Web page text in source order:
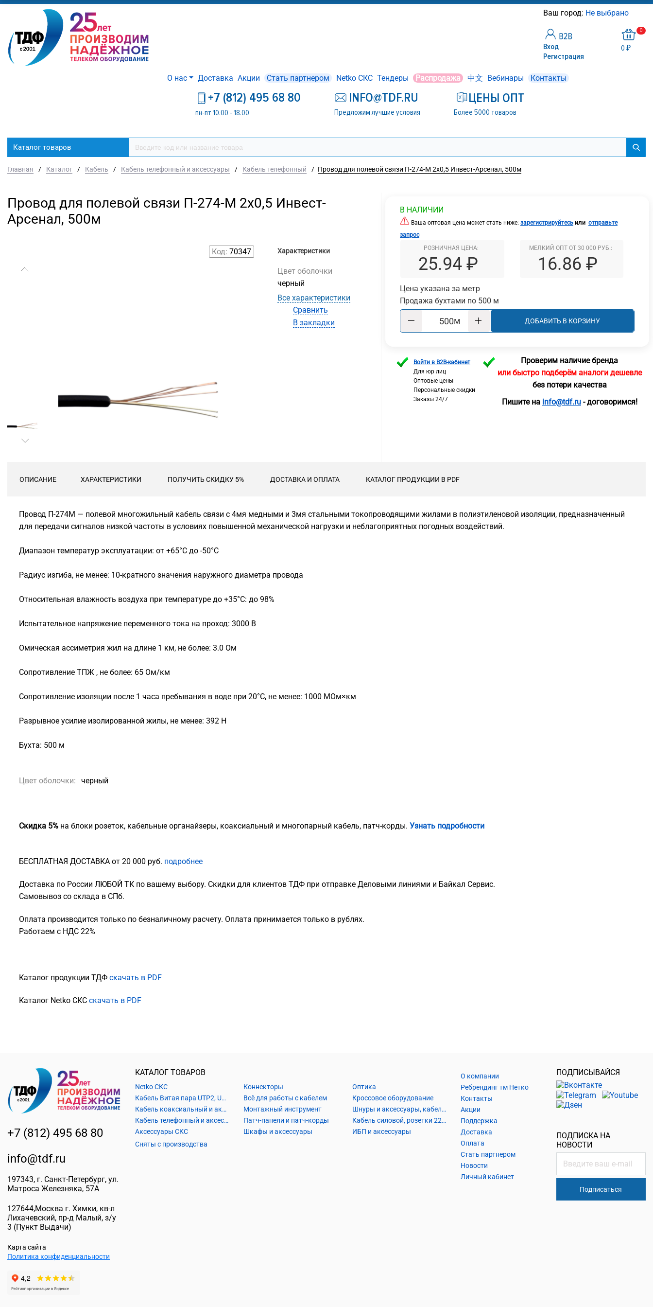
Ваш город: Не выбрано
Вход
Регистрация
0
0 ₽
О нас Доставка Акции Стать партнером Netko СКС Тендеры Распродажа 中文 Вебинары Контакты
+7 (812) 495 68 80
пн-пт 10.00 - 18.00
INFO@TDF.RU
Предложим лучшие условия
ЦЕНЫ ОПТ
Более 5000 товаров
Каталог товаров
Главная / Каталог / Кабель / Кабель телефонный и аксессуары / Кабель телефонный / Провод для полевой связи П-274-М 2х0,5 Инвест-Арсенал, 500м
Провод для полевой связи П-274-М 2х0,5 Инвест-
Арсенал, 500м
Код: 70347 Характеристики
Цвет оболочки
черный
Все характеристики
Сравнить
В закладки
В НАЛИЧИИ
Ваша оптовая цена может стать ниже: зарегистрируйтесь или отправьте
запрос
РОЗНИЧНАЯ ЦЕНА:
25.94 ₽
МЕЛКИЙ ОПТ ОТ 30 000 РУБ.:
16.86 ₽
Цена указана за метр
Продажа бухтами по 500 м
м ДОБАВИТЬ В КОРЗИНУ
Войти в B2B-кабинет
Для юр лиц
Оптовые цены
Персональные скидки
Заказы 24/7
Проверим наличие бренда
или быстро подберём аналоги дешевле
без потери качества
Пишите на info@tdf.ru- договоримся!
ОПИСАНИЕ ХАРАКТЕРИСТИКИ ПОЛУЧИТЬ СКИДКУ 5% ДОСТАВКА И ОПЛАТА КАТАЛОГ ПРОДУКЦИИ В PDF
Провод П-274М — полевой многожильный кабель связи с 4мя медными и 3мя стальными токопроводящими жилами в полиэтиленовой изоляции, предназначенный
для передачи сигналов низкой частоты в условиях повышенной механической нагрузки и неблагоприятных погодных воздействий.
Диапазон температур эксплуатации: от +65°С до -50°С
Радиус изгиба, не менее: 10-кратного значения наружного диаметра провода
Относительная влажность воздуха при температуре до +35°С: до 98%
Испытательное напряжение переменного тока на проход: 3000 В
Омическая ассиметрия жил на длине 1 км, не более: 3.0 Ом
Сопротивление ТПЖ , не более: 65 Ом/км
Сопротивление изоляции после 1 часа пребывания в воде при 20°С, не менее: 1000 МОм×км
Разрывное усилие изолированной жилы, не менее: 392 Н
Бухта: 500 м
Цвет оболочки: черный
Скидка 5% на блоки розеток, кабельные органайзеры, коаксиальный и многопарный кабель, патч-корды. Узнать подробности
БЕСПЛАТНАЯ ДОСТАВКА от 20 000 руб. подробнее
Доставка по России ЛЮБОЙ ТК по вашему выбору. Скидки для клиентов ТДФ при отправке Деловыми линиями и Байкал Сервис.
Самовывоз со склада в СПб.
Оплата производится только по безналичному расчету. Оплата принимается только в рублях.
Работаем с НДС 22%
Каталог продукции ТДФ скачать в PDF
Каталог Netko СКС скачать в PDF
+7 (812) 495 68 80
info@tdf.ru
197343, г. Санкт-Петербург, ул.
Матроса Железняка, 57A
127644,Москва г. Химки, кв-л
Лихачевский, пр-д Малый, з/у
3 (Пункт Выдачи)
Карта сайта
Политика конфиденциальности
КАТАЛОГ ТОВАРОВ
Netko СКС
Кабель Витая пара UTP2, UTP4, FTP2, FTP4
Кабель коаксиальный и аксессуары
Кабель телефонный и аксессуары
Аксессуары СКС
Коннекторы
Всё для работы с кабелем
Монтажный инструмент
Патч-панели и патч-корды
Шкафы и аксессуары
Оптика
Кроссовое оборудование
Шнуры и аксессуары, кабельные наконечники
Кабель силовой, розетки 220В, выключатели 220В, сетевые фильтры
ИБП и аксессуары
Сняты с производства
О компании
Ребрендинг тм Нетко
Контакты
Акции
Поддержка
Доставка
Оплата
Стать партнером
Новости
Личный кабинет
ПОДПИСЫВАЙСЯ
ПОДПИСКА НА
НОВОСТИ
Подписаться